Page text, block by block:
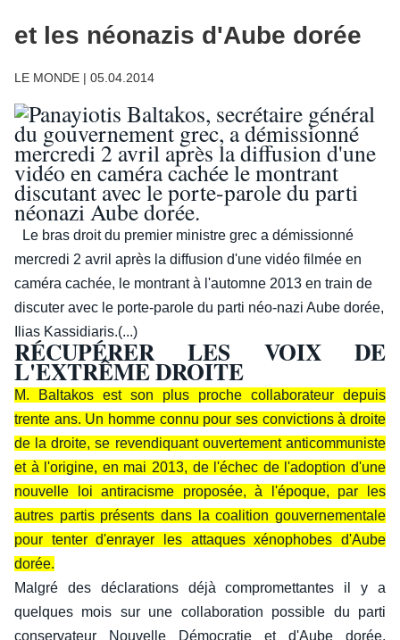
et les néonazis d'Aube dorée
LE MONDE | 05.04.2014
Le bras droit du premier ministre grec a démissionné
mercredi 2 avril après la diffusion d'une vidéo filmée en
caméra cachée, le montrant à l'automne 2013 en train de
discuter avec le porte-parole du parti néo-nazi Aube dorée,
Ilias Kassidiaris.(...)
RÉCUPÉRER LES VOIX DE
L'EXTRÊME DROITE
M. Baltakos est son plus proche collaborateur depuis
trente ans. Un homme connu pour ses convictions à droite
de la droite, se revendiquant ouvertement anticommuniste
et à l'origine, en mai 2013, de l'échec de l'adoption d'une
nouvelle loi antiracisme proposée, à l'époque, par les
autres partis présents dans la coalition gouvernementale
pour tenter d'enrayer les attaques xénophobes d'Aube
dorée.
Malgré des déclarations déjà compromettantes il y a
quelques mois sur une collaboration possible du parti
conservateur Nouvelle Démocratie et d'Aube dorée,